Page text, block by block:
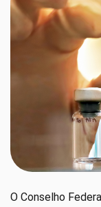
O Conselho